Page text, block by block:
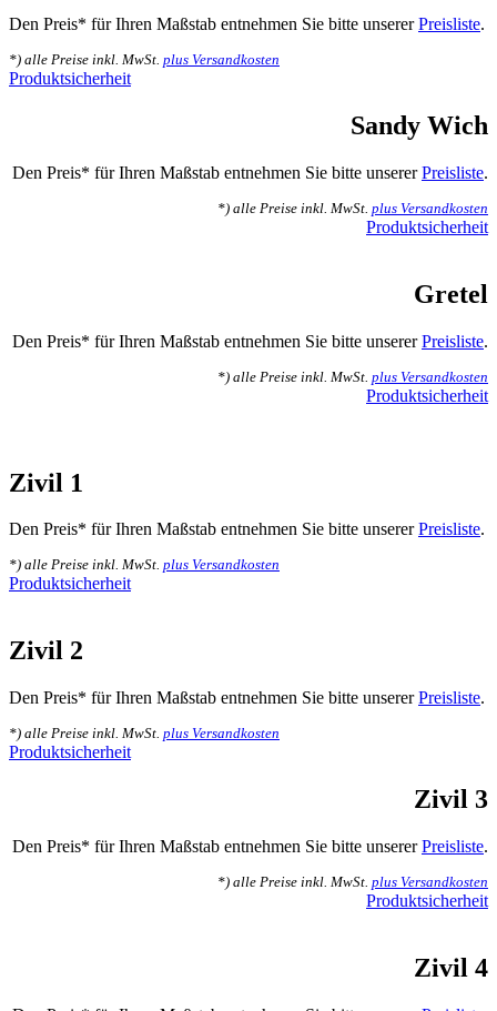
Den Preis* für Ihren Maßstab entnehmen Sie bitte unsererPreisliste.
*) alle Preise inkl. MwSt. plus Versandkosten
Produktsicherheit
Sandy Wich
Den Preis* für Ihren Maßstab entnehmen Sie bitte unsererPreisliste.
*) alle Preise inkl. MwSt. plus Versandkosten
Produktsicherheit
Gretel
Den Preis* für Ihren Maßstab entnehmen Sie bitte unsererPreisliste.
*) alle Preise inkl. MwSt. plus Versandkosten
Produktsicherheit
Zivil 1
Den Preis* für Ihren Maßstab entnehmen Sie bitte unsererPreisliste.
*) alle Preise inkl. MwSt. plus Versandkosten
Produktsicherheit
Zivil 2
Den Preis* für Ihren Maßstab entnehmen Sie bitte unsererPreisliste.
*) alle Preise inkl. MwSt. plus Versandkosten
Produktsicherheit
Zivil 3
Den Preis* für Ihren Maßstab entnehmen Sie bitte unsererPreisliste.
*) alle Preise inkl. MwSt. plus Versandkosten
Produktsicherheit
Zivil 4